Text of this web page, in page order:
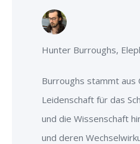
Hunter Burroughs,
Burroughs stammt aus
Leidenschaft für das
und die Wissenschaft
und deren